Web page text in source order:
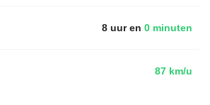
8 uur en 0 minuten
87 km/u